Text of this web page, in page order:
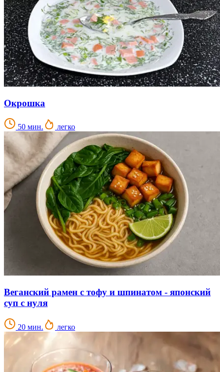
Окрошка
50 мин. легко
Веганский рамен с тофу и шпинатом - японский
суп с нуля
20 мин. легко